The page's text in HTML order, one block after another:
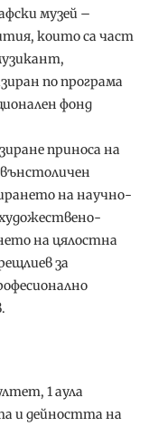
музей –
които са част
по програма
фонд
приноса на
на научно-
на цялостна
за
1 аула
и дейността на